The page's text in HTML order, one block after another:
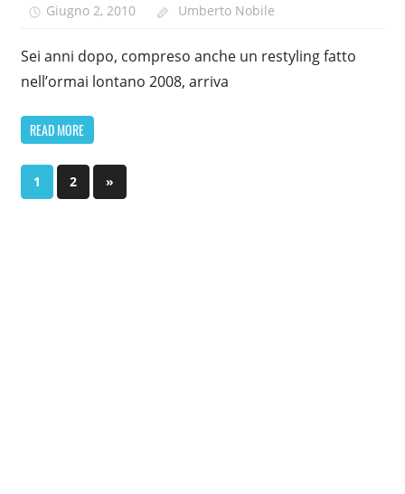
Giugno 2, 2010 Umberto Nobile
Sei anni dopo, compreso anche un restyling fatto
nell’ormai lontano 2008, arriva
READ MORE
Paginazione
1 2
Next
Posts
»